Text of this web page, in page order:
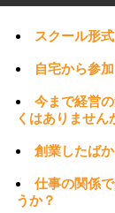
スクール形
自宅から参
今まで経営
くはありません
創業したば
仕事の関係
うか？